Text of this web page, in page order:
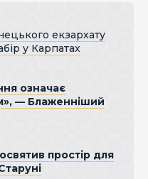
екзархату
у Карпатах
означає
— Блаженніший
простір для